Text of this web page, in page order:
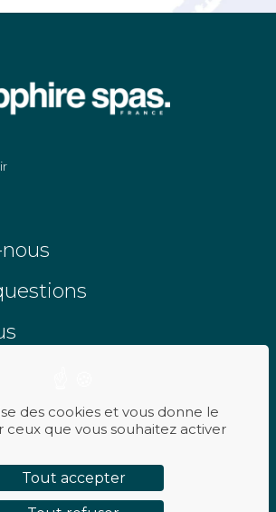
des cookies et vous donne le
ceux que vous souhaitez activer
Tout accepter